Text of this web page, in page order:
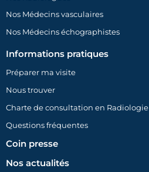
Nos Médecins vasculaires
Nos Médecins échographistes
Informations pratiques
Préparer ma visite
Nous trouver
Charte de consultation en Radiologie
Questions fréquentes
Coin presse
Nos actualités